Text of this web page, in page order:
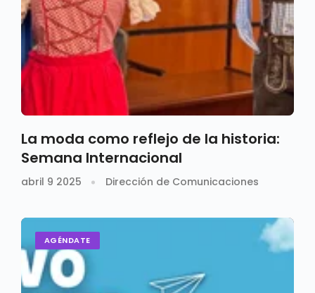
La moda como reflejo de la historia:
Semana Internacional
abril 9 2025 Dirección de Comunicaciones
AGÉNDATE